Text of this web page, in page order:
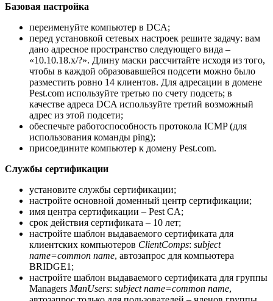
Базовая настройка
переименуйте компьютер в DCA;
перед установкой сетевых настроек решите задачу: вам
дано адресное пространство следующего вида –
«10.10.18.х/?». Длину маски рассчитайте исходя из того,
чтобы в каждой образовавшейся подсети можно было
разместить ровно 14 клиентов. Для адресации в домене
Pest.com используйте третью по счету подсеть; в
качестве адреса DCA используйте третий возможный
адрес из этой подсети;
обеспечьте работоспособность протокола ICMP (для
использования команды ping);
присоедините компьютер к домену Pest.com.
Службы сертификации
установите службы сертификации;
настройте основной доменный центр сертификации;
имя центра сертификации – Pest CA;
срок действия сертификата – 10 лет;
настройте шаблон выдаваемого сертификата для
клиентских компьютеров ClientComps: subject
name=common name, автозапрос для компьютера
BRIDGE1;
настройте шаблон выдаваемого сертификата для группы
Managers ManUsers: subjectname=common name,